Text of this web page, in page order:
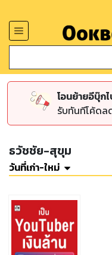
โอนย้ายอีบุ๊ก
รับทันทีโค้ดล
ธวัชชัย-สุขุม
วันที่เก่า-ใหม่